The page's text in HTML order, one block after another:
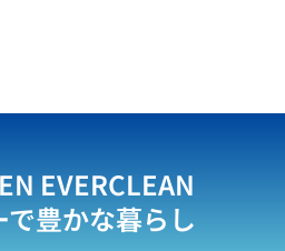
EVERCLEAN
豊かな暮らし